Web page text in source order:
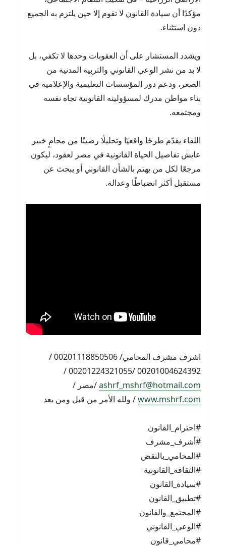
مؤكدًا أن سيادة القانون لا تقوم إلا حين يلتزم به الجميع
دون استثناء.
ويشدد المستشار على أن العقوبات وحدها لا تكفي، بل
لا بد من نشر الوعي القانوني والتربية المدنية من
الصغر، ودعم دور المؤسسات التعليمية والإعلامية في
بناء مواطن مدرك لمسؤوليته القانونية تجاه نفسه
ومجتمعه.
اللقاء يقدّم طرحًا واقعيًا وتحليلًا رصينًا من محامٍ خبير
عايش تفاصيل الحياة القانونية في مصر لعقود، ليكون
مرجعًا لكل من يهتم بالشأن القانوني أو يبحث عن
مستقبل أكثر انضباطًا وعدالة.
اشرف مشرف المحامي/ 00201118850506 /
00201004624392 /00201224321055 /
ashrf_mshrf@hotmail.com/مصر /
www.mshrf.com/ ولله الأمر من قبل ومن بعد
#احترام_القانون
#أشرف_مشرف
#المحامي_بالنقض
#الثقافة_القانونية
#سيادة_القانون
#تطبيق_القانون
#المجتمع_والقانون
#الوعي_القانوني
#محامي_قانون